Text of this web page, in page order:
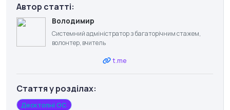
Автор статті:
Володимир
Системний адміністратор з багаторічним стажем,
волонтер, вчитель
t.me
Стаття у розділах:
Десктопні ОС